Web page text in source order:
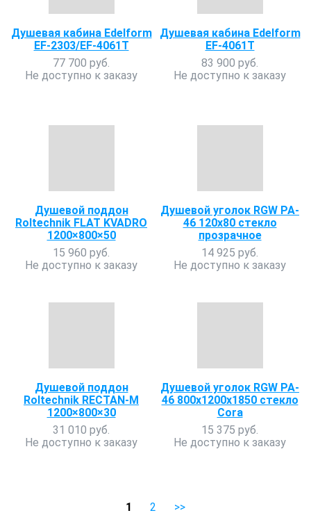
Душевая кабина Edelform
EF-2303/EF-4061T
77 700 руб.
Не доступно к заказу
Душевая кабина Edelform
EF-4061T
83 900 руб.
Не доступно к заказу
Душевой поддон
Roltechnik FLAT KVADRO
1200×800×50
15 960 руб.
Не доступно к заказу
Душевой уголок RGW PA-
46 120x80 стекло
прозрачное
14 925 руб.
Не доступно к заказу
Душевой поддон
Roltechnik RECTAN-M
1200×800×30
31 010 руб.
Не доступно к заказу
Душевой уголок RGW PA-
46 800х1200х1850 стекло
Сora
15 375 руб.
Не доступно к заказу
1 2 >>